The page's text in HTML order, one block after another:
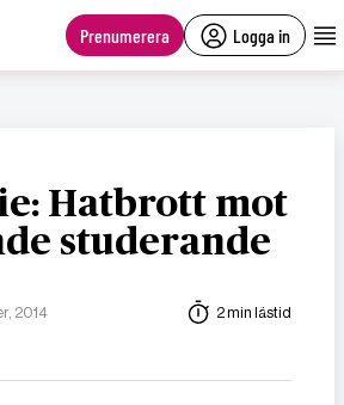
Prenumerera Logga in
Hatbrott mot
studerande
2014 2 min lästid